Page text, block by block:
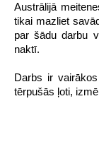
Austrālijā
tikai mazliet
par šādu darbu
naktī.
Darbs ir
tērpušās ļoti,